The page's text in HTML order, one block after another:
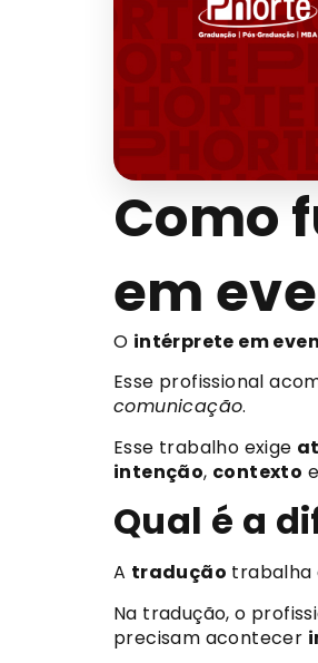
Como
em
O intérprete em
Esse profissional
comunicação.
Esse trabalho exige
intenção, contexto
Qual é a
A tradução trabalha
Na tradução, o
precisam acontecer